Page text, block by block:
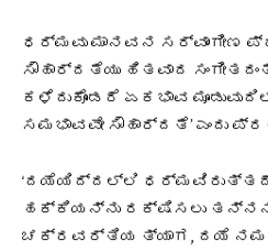
ಧರ್ಮವು ಮಾನವನ ಸರ್ವಾಂಗೀಣ
ಸೌಹಾರ್ದತೆಯು ಹಿತವಾದ
ಕಳೆದುಕೊಂಡರೆ ಏಕಭಾವ
ಸಮಭಾವವೇ ಸೌಹಾರ್ದತೆ’ ಎಂದು
‘ದಯೆಯಿದ್ದಲ್ಲಿ
ಹಕ್ಕಿಯನ್ನು ರಕ್ಷಿಸಲು
ಚಕ್ರವರ್ತಿಯ ತ್ಯಾಗ, ದಯೆ ನಮಗೆ